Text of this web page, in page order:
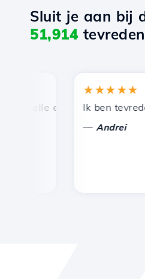
Sluit je aan bij
51,914
en efficiënte technische
★★★★★
Ik ben tevreden
Andrei